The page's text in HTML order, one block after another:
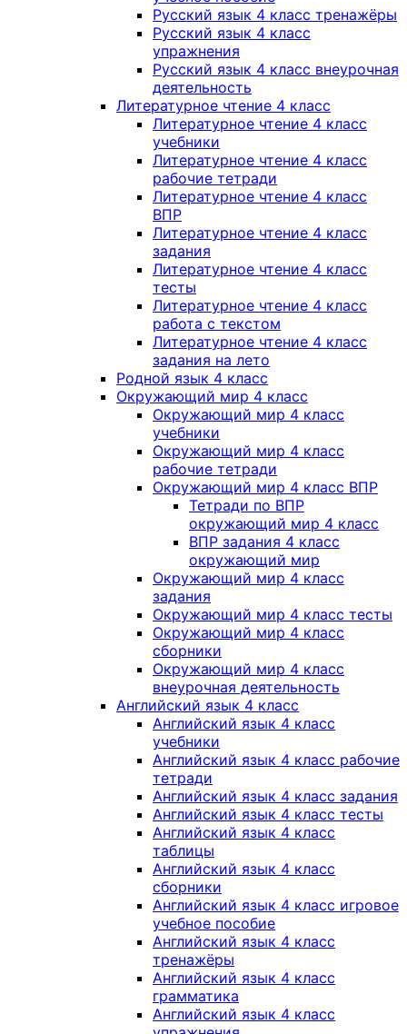
Русский язык 4 класс тренажёры
Русский язык 4 класс
упражнения
Русский язык 4 класс внеурочная
деятельность
Литературное чтение 4 класс
Литературное чтение 4 класс
учебники
Литературное чтение 4 класс
рабочие тетради
Литературное чтение 4 класс
ВПР
Литературное чтение 4 класс
задания
Литературное чтение 4 класс
тесты
Литературное чтение 4 класс
работа с текстом
Литературное чтение 4 класс
задания на лето
Родной язык 4 класс
Окружающий мир 4 класс
Окружающий мир 4 класс
учебники
Окружающий мир 4 класс
рабочие тетради
Окружающий мир 4 класс ВПР
Тетради по ВПР
окружающий мир 4 класс
ВПР задания 4 класс
окружающий мир
Окружающий мир 4 класс
задания
Окружающий мир 4 класс тесты
Окружающий мир 4 класс
сборники
Окружающий мир 4 класс
внеурочная деятельность
Английский язык 4 класс
Английский язык 4 класс
учебники
Английский язык 4 класс рабочие
тетради
Английский язык 4 класс задания
Английский язык 4 класс тесты
Английский язык 4 класс
таблицы
Английский язык 4 класс
сборники
Английский язык 4 класс игровое
учебное пособие
Английский язык 4 класс
тренажёры
Английский язык 4 класс
грамматика
Английский язык 4 класс